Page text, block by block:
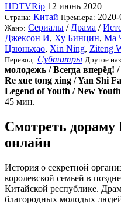
HDTVRip 12 июнь 2020
Страна: Китай Премьера:
Жанр: Сериалы / Драма /
Джексон И, Ху Бинцин, Ма
Цзюньхао, Xin Ning, Ziteng
Перевод: Субтитры Другое
молодежь / Всегда
Re xue tong xing / Yan Shi
Legend of Youth / New
45 мин.
Смотреть
онлайн
История о секретной
королевской семьей в
Китайской республике.
благородных молодых